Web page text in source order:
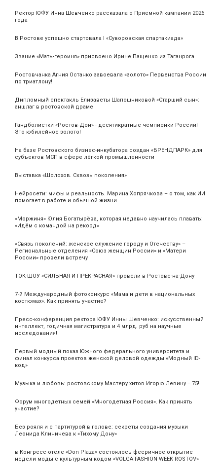
Ректор ЮФУ Инна Шевченко рассказала о Приемной кампании 2026
года
В Ростове успешно стартовала I «Суворовская спартакиада»
Звание «Мать‑героиня» присвоено Ирине Пащенко из Таганрога
Ростовчанка Агния Останко завоевала «золото» Первенства России
по триатлону!
Дипломный спектакль Елизаветы Шапошниковой «Старший сын»:
аншлаг в ростовской драме
Гандболистки «Ростов-Дон» - десятикратные чемпионки России!
Это юбилейное золото!
На базе Ростовского бизнес-инкубатора создан «БРЕНДПАРК» для
субъектов МСП в сфере лёгкой промышленности
Выставка «Шолохов. Сквозь поколения»
Нейросети: мифы и реальность. Марина Хопрячкова – о том, как ИИ
помогает в работе и обычной жизни
«Моржиня» Юлия Богатырёва, которая недавно научилась плавать:
«Идём с командой на рекорд»
«Связь поколений: женское служение городу и Отечеству» –
Региональные отделения «Союз женщин России» и «Матери
России» провели встречу
ТОК-ШОУ «СИЛЬНАЯ И ПРЕКРАСНАЯ» провели в Ростове-на-Дону
7-й Международный фотоконкурс «Мама и дети в национальных
костюмах». Как принять участие?
Пресс-конференция ректора ЮФУ Инны Шевченко: искусственный
интеллект, годичная магистратура и 4 млрд. руб на научные
исследования!
Первый модный показ Южного федерального университета и
финал конкурса проектов женской деловой одежды «Модный ID-
код»
Музыка и любовь: ростовскому Мастеру хитов Игорю Левину ‒ 75!
Форум многодетных семей «Многодетная Россия». Как принять
участие?
Без рояля и с партитурой в голове: секреты создания музыки
Леонида Клиничева к «Тихому Дону»
в Конгресс-отеле «Don Plaza» состоялось фееричное открытие
недели моды с культурным кодом «VOLGA FASHION WEEK ROSTOV»